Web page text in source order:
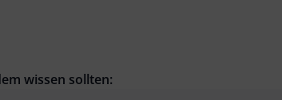
wissen sollten: